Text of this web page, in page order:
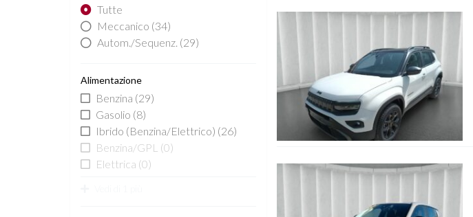
Tutte
Meccanico (34)
Autom./Sequenz. (29)
Alimentazione
Benzina (29)
Gasolio (8)
Ibrido (Benzina/Elettrico) (26)
Benzina/GPL (0)
Elettrica (0)
Vedi dettagli
Vedi dettagli